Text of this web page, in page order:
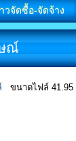
วจัดซื้อ-จัดจ้าง
ณ์
ขนาดไฟล์ 41.95